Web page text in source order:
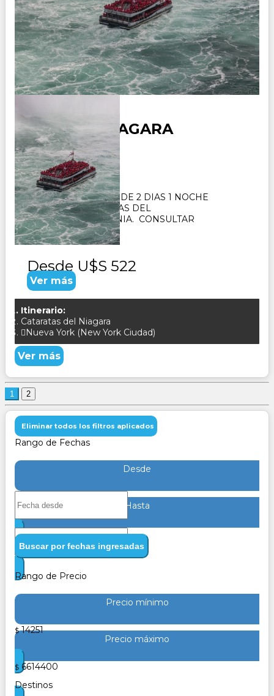
USA MINI NIAGARA
Duración:
2Días1Noches
PAQUETE TURISTICO DE 2 DIAS 1 NOCHE
VISITANDO CATARATAS DEL
NIAGARA, PENSILVANIA. CONSULTAR
Desde U$S 522
Ver más
Itinerario:
Cataratas del Niagara
Nueva York (New York Ciudad)
Ver más
1 2
Eliminar todos los filtros aplicados
Rango de Fechas
Desde
Hasta
Buscar por fechas ingresadas
Rango de Precio
Precio mínimo
$ 14251
Precio máximo
$ 6614400
Destinos